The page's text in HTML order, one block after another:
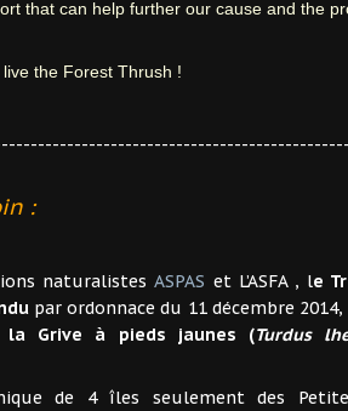
that can help further our cause and the
the Forest Thrush !
:
naturalistesASPAS et L’ASFA , le
par ordonnace du 11 décembre
la Grive à pieds jaunes (Turdus
de 4 îles seulement des